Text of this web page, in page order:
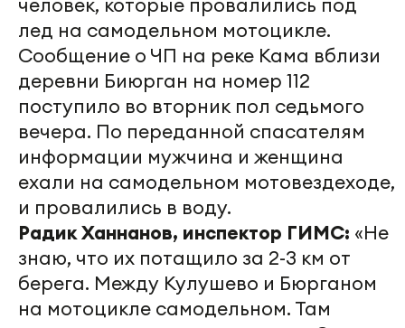
лед на самодельном мотоцикле.
Сообщение о ЧП на реке Кама вблизи
деревни Биюрган на номер 112
поступило во вторник пол седьмого
вечера. По переданной спасателям
информации мужчина и женщина
ехали на самодельном мотовездеходе,
и провалились в воду.
Радик Ханнанов, инспектор ГИМС: «Не
знаю, что их потащило за 2-3 км от
берега. Между Кулушево и Бюрганом
на мотоцикле самодельном. Там